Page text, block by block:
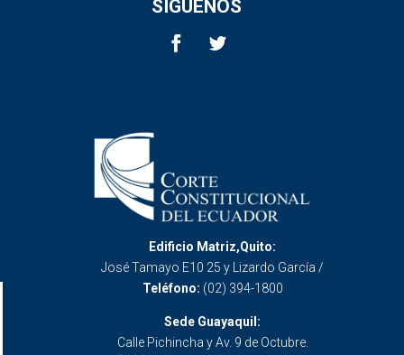
SÍGUENOS
Edificio Matriz,Quito:
José Tamayo E10 25 y Lizardo García /
Teléfono: (02) 394-1800
Sede Guayaquil:
Calle Pichincha y Av. 9 de Octubre.